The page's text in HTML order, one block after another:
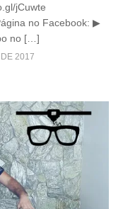
jCuwte
no Facebook: ▶
no […]
2017